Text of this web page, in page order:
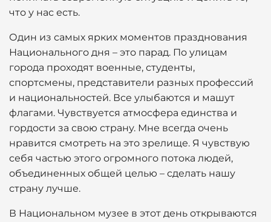
что у нас есть.
Один из самых ярких моментов празднования
Национального дня – это парад. По улицам
города проходят военные, студенты,
спортсмены, представители разных профессий
и национальностей. Все улыбаются и машут
флагами. Чувствуется атмосфера единства и
гордости за свою страну. Мне всегда очень
нравится смотреть на это зрелище. Я чувствую
себя частью этого огромного потока людей,
объединенных общей целью – сделать нашу
страну лучше.
В Национальном музее в этот день открываются